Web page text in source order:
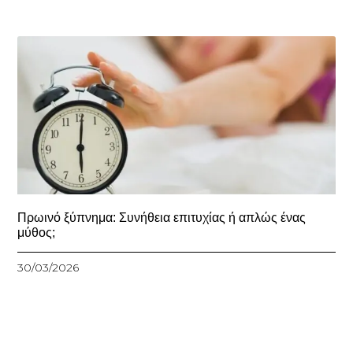
Πρωινό ξύπνημα: Συνήθεια επιτυχίας ή απλώς ένας
μύθος;
30/03/2026